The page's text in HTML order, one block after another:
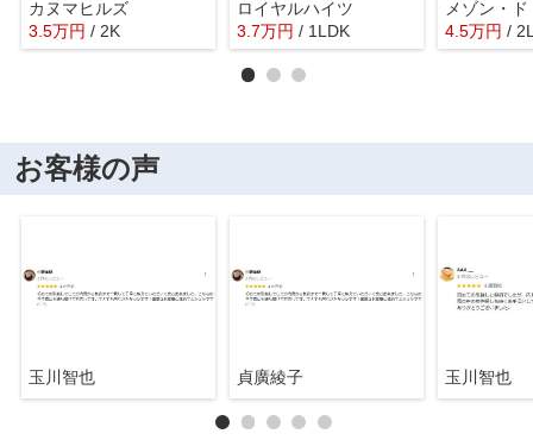
カヌマヒルズ
3.5万円 / 2K
ロイヤルハイツ
3.7万円 / 1LDK 4.5万円 /
お客様の声
玉川智也 貞廣綾子 玉川智也